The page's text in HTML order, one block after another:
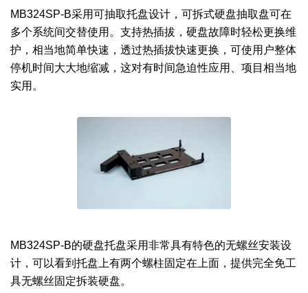
MB324SP-B采用可抽取托盘设计，可拆式硬盘抽取盘可在
多个系统间交替使用。支持热插拔，硬盘故障时轻松更换维
护，相当地简单快速，透过热插拔快速更换，可使用户整体
停机时间大大地缩减，这对有时间急迫性应用、项目相当地
实用。
MB324SP-B的硬盘托盘采用非常具有特色的无螺丝安装设
计，可以看到托盘上有两个螺柱固定在上面，提供完全免工
具无螺丝固定拆装硬盘。